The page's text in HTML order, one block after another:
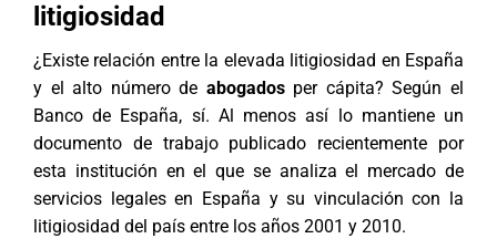
litigiosidad
¿Existe relación entre la elevada litigiosidad en España
y el alto número de abogadosper cápita? Según el
Banco de España, sí. Al menos así lo mantiene un
documento de trabajo publicado recientemente por
esta institución en el que se analiza el mercado de
servicios legales en España y su vinculación con la
litigiosidad del país entre los años 2001 y 2010.